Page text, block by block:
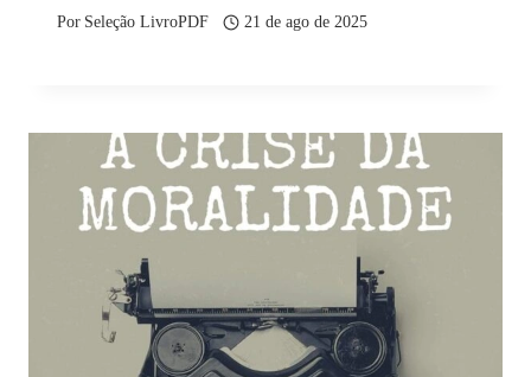
Por Seleção LivroPDF 21 de ago de 2025